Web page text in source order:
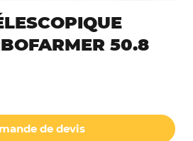
50.8
de devis